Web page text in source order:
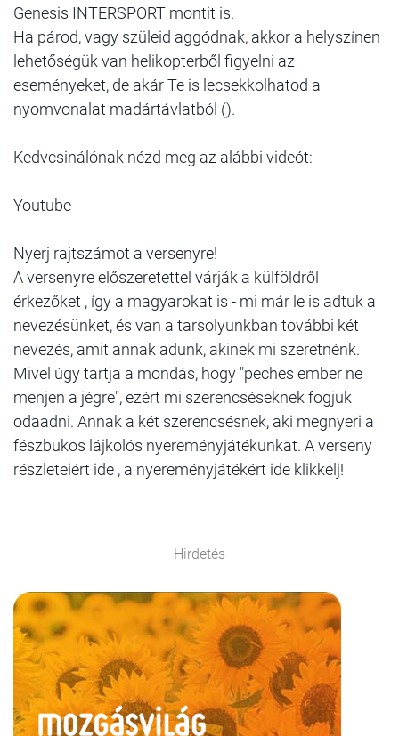
Genesis INTERSPORT montit is.
Ha párod, vagy szüleid aggódnak, akkor a helyszínen
lehetőségük van helikopterből figyelni az
eseményeket, de akár Te is lecsekkolhatod a
nyomvonalat madártávlatból ().
Kedvcsinálónak nézd meg az alábbi videót:
Youtube
Nyerj rajtszámot a versenyre!
A versenyre előszeretettel várják a külföldről
érkezőket , így a magyarokat is - mi már le is adtuk a
nevezésünket, és van a tarsolyunkban további két
nevezés, amit annak adunk, akinek mi szeretnénk.
Mivel úgy tartja a mondás, hogy "peches ember ne
menjen a jégre", ezért mi szerencséseknek fogjuk
odaadni. Annak a két szerencsésnek, aki megnyeri a
fészbukos lájkolós nyereményjátékunkat. A verseny
részleteiért ide , a nyereményjátékért ide klikkelj!
Hirdetés